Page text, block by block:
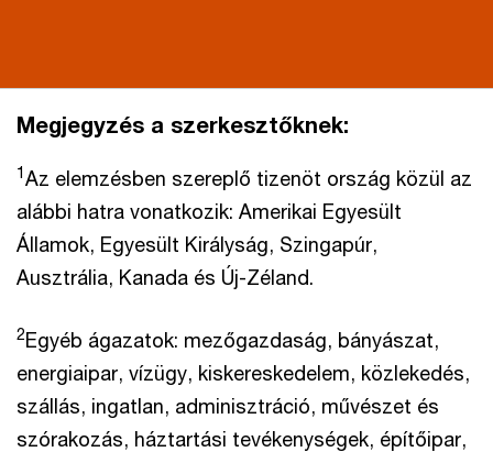
Megjegyzés a szerkesztőknek:
1Az elemzésben szereplő tizenöt ország közül az
alábbi hatra vonatkozik: Amerikai Egyesült
Államok, Egyesült Királyság, Szingapúr,
Ausztrália, Kanada és Új-Zéland.
2Egyéb ágazatok: mezőgazdaság, bányászat,
energiaipar, vízügy, kiskereskedelem, közlekedés,
szállás, ingatlan, adminisztráció, művészet és
szórakozás, háztartási tevékenységek, építőipar,